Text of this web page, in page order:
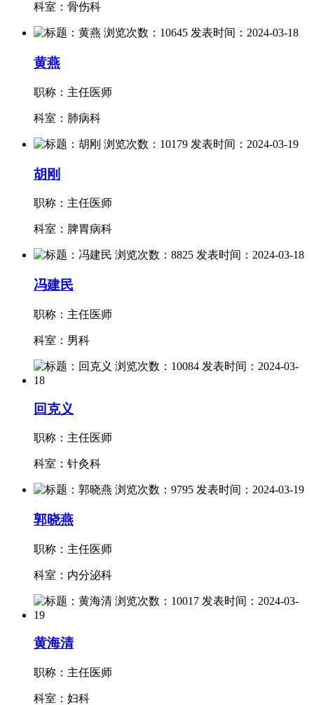
科室：骨伤科
黄燕
职称：主任医师
科室：肺病科
胡刚
职称：主任医师
科室：脾胃病科
冯建民
职称：主任医师
科室：男科
回克义
职称：主任医师
科室：针灸科
郭晓燕
职称：主任医师
科室：内分泌科
黄海清
职称：主任医师
科室：妇科